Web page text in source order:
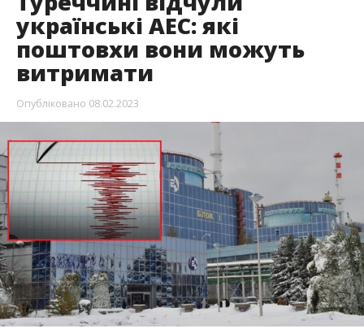
українські АЕС: які
поштовхи вони можуть
витримати
Опубліковано 08.02.2023